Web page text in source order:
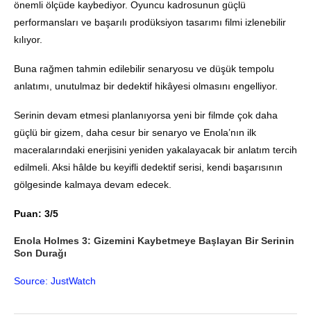
önemli ölçüde kaybediyor. Oyuncu kadrosunun güçlü
performansları ve başarılı prodüksiyon tasarımı filmi izlenebilir
kılıyor.
Buna rağmen tahmin edilebilir senaryosu ve düşük tempolu
anlatımı, unutulmaz bir dedektif hikâyesi olmasını engelliyor.
Serinin devam etmesi planlanıyorsa yeni bir filmde çok daha
güçlü bir gizem, daha cesur bir senaryo ve Enola’nın ilk
maceralarındaki enerjisini yeniden yakalayacak bir anlatım tercih
edilmeli. Aksi hâlde bu keyifli dedektif serisi, kendi başarısının
gölgesinde kalmaya devam edecek.
Puan: 3/5
Enola Holmes 3: Gizemini Kaybetmeye Başlayan Bir Serinin
Son Durağı
Source: JustWatch